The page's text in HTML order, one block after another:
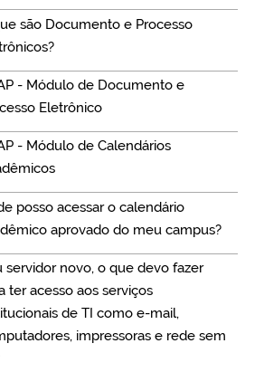
são Documento e Processo
- Módulo de Documento e
Eletrônico
- Módulo de Calendários
posso acessar o calendário
aprovado do meu campus?
servidor novo, o que devo fazer
ter acesso aos serviços
de TI como e-mail,
impressoras e rede sem